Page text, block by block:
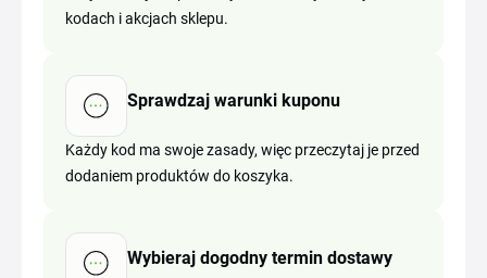
kodach i akcjach sklepu.
Sprawdzaj warunki kuponu
Każdy kod ma swoje zasady, więc przeczytaj je przed
dodaniem produktów do koszyka.
Wybieraj dogodny termin dostawy